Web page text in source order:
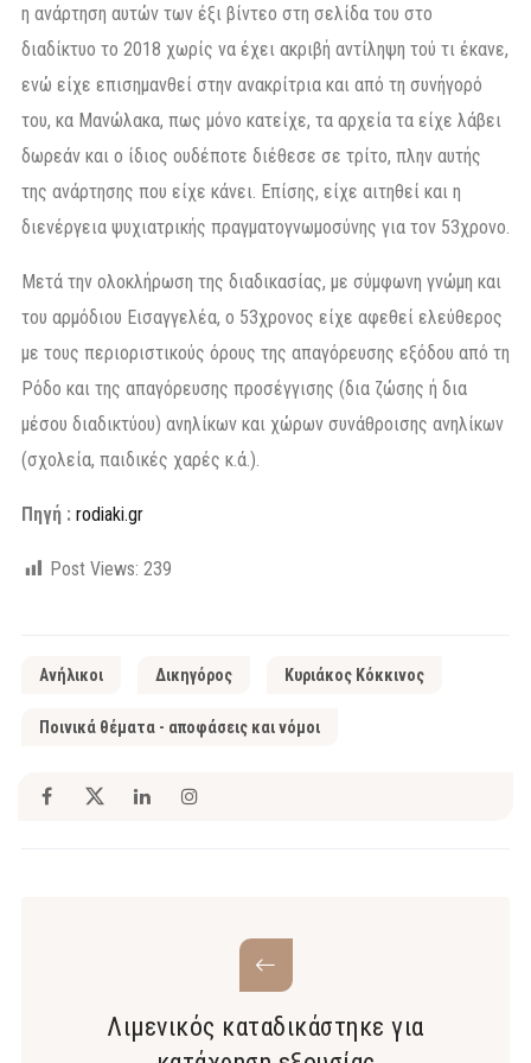
η ανάρτηση αυτών των έξι βίντεο στη σελίδα του στο
διαδίκτυο το 2018 χωρίς να έχει ακριβή αντίληψη τού τι έκανε,
ενώ είχε επισημανθεί στην ανακρίτρια και από τη συνήγορό
του, κα Μανώλακα, πως μόνο κατείχε, τα αρχεία τα είχε λάβει
δωρεάν και ο ίδιος ουδέποτε διέθεσε σε τρίτο, πλην αυτής
της ανάρτησης που είχε κάνει. Επίσης, είχε αιτηθεί και η
διενέργεια ψυχιατρικής πραγματογνωμοσύνης για τον 53χρονο.
Μετά την ολοκλήρωση της διαδικασίας, με σύμφωνη γνώμη και
του αρμόδιου Εισαγγελέα, ο 53χρονος είχε αφεθεί ελεύθερος
με τους περιοριστικούς όρους της απαγόρευσης εξόδου από τη
Ρόδο και της απαγόρευσης προσέγγισης (δια ζώσης ή δια
μέσου διαδικτύου) ανηλίκων και χώρων συνάθροισης ανηλίκων
(σχολεία, παιδικές χαρές κ.ά.).
Πηγή : rodiaki.gr
Post Views: 239
Ανήλικοι Δικηγόρος Κυριάκος Κόκκινος
Ποινικά θέματα - αποφάσεις και νόμοι
Λιμενικός καταδικάστηκε για